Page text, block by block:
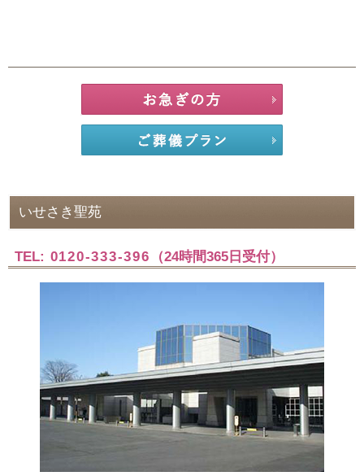
いせさき聖苑
TEL: 0120-333-396 （24時間365日受付）